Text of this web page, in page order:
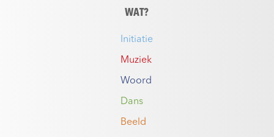
WAT?
Initiatie
Muziek
Woord
Dans
Beeld